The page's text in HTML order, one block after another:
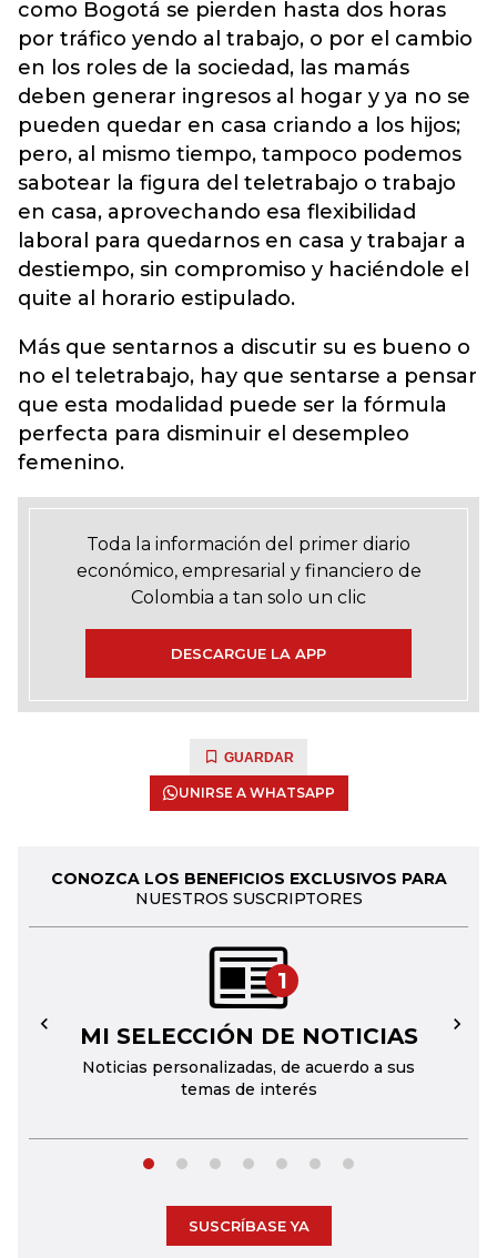
como Bogotá se pierden hasta dos horas
por tráfico yendo al trabajo, o por el cambio
en los roles de la sociedad, las mamás
deben generar ingresos al hogar y ya no se
pueden quedar en casa criando a los hijos;
pero, al mismo tiempo, tampoco podemos
sabotear la figura del teletrabajo o trabajo
en casa, aprovechando esa flexibilidad
laboral para quedarnos en casa y trabajar a
destiempo, sin compromiso y haciéndole el
quite al horario estipulado.
Más que sentarnos a discutir su es bueno o
no el teletrabajo, hay que sentarse a pensar
que esta modalidad puede ser la fórmula
perfecta para disminuir el desempleo
femenino.
Toda la información del primer diario
económico, empresarial y financiero de
Colombia a tan solo un clic
DESCARGUE LA APP
GUARDAR
UNIRSE A WHATSAPP
CONOZCA LOS BENEFICIOS EXCLUSIVOS PARA
NUESTROS SUSCRIPTORES
1
MI SELECCIÓN DE NOTICIAS
Noticias personalizadas, de acuerdo a sus
temas de interés
← →
SUSCRÍBASE YA